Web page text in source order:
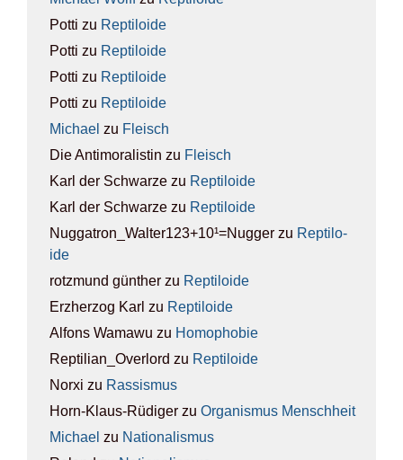
Potti zu Rep­ti­lo­ide
Potti zu Rep­ti­lo­ide
Potti zu Rep­ti­lo­ide
Potti zu Rep­ti­lo­ide
Michael zu Fleisch
Die Antimoralistin zu Fleisch
Karl der Schwarze zu Rep­ti­lo­ide
Karl der Schwarze zu Rep­ti­lo­ide
Nuggatron_Walter123+10¹=Nugger zu Rep­ti­lo­
ide
rotzmund günther zu Rep­ti­lo­ide
Erzherzog Karl zu Rep­ti­lo­ide
Alfons Wamawu zu Homo­pho­bie
Reptilian_Overlord zu Rep­ti­lo­ide
Norxi zu Ras­sis­mus
Horn-Klaus-Rüdiger zu Orga­nis­mus Mensch­heit
Michael zu Natio­na­lis­mus